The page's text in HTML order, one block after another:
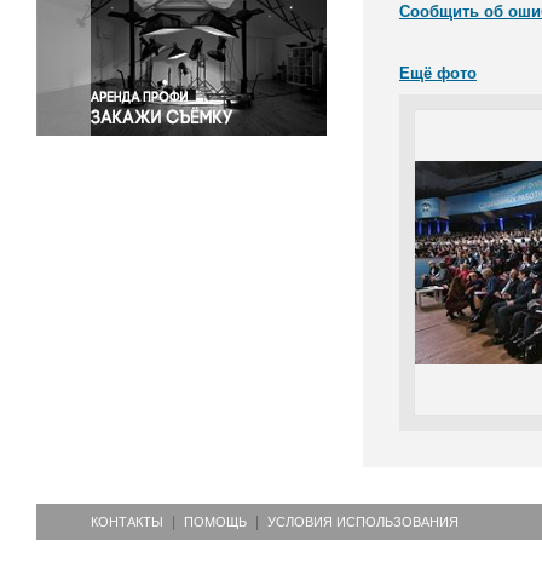
Спорт
Экология
Экономика и бизнес
Сообщить об
Ещё фото
КОНТАКТЫ ПОМОЩЬ УСЛОВИЯ ИСПОЛЬЗОВАНИЯ